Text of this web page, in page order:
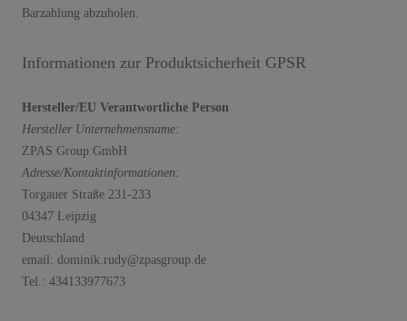
Barzahlung abzuholen.
Informationen zur Produktsicherheit GPSR
Hersteller/EU Verantwortliche Person
Hersteller Unternehmensname:
ZPAS Group GmbH
Adresse/Kontaktinformationen:
Torgauer Straße 231-233
04347 Leipzig
Deutschland
email: dominik.rudy@zpasgroup.de
Tel.: 434133977673